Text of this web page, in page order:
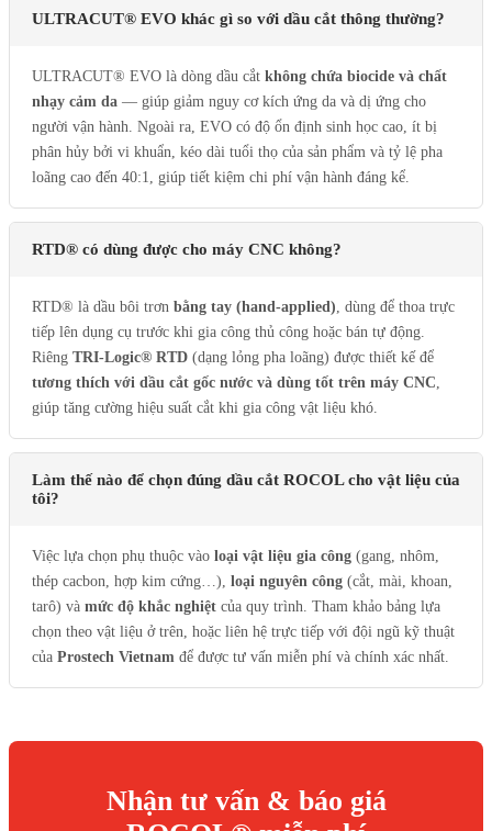
ULTRACUT® EVO khác gì so với dầu cắt thông thường?
ULTRACUT® EVO là dòng dầu cắt không chứa biocide và chất
nhạy cảm da — giúp giảm nguy cơ kích ứng da và dị ứng cho
người vận hành. Ngoài ra, EVO có độ ổn định sinh học cao, ít bị
phân hủy bởi vi khuẩn, kéo dài tuổi thọ của sản phẩm và tỷ lệ pha
loãng cao đến 40:1, giúp tiết kiệm chi phí vận hành đáng kể.
RTD® có dùng được cho máy CNC không?
RTD® là dầu bôi trơn bằng tay (hand-applied) , dùng để thoa trực
tiếp lên dụng cụ trước khi gia công thủ công hoặc bán tự động.
Riêng TRI-Logic® RTD (dạng lỏng pha loãng) được thiết kế để
tương thích với dầu cắt gốc nước và dùng tốt trên máy CNC
giúp tăng cường hiệu suất cắt khi gia công vật liệu khó.
Làm thế nào để chọn đúng dầu cắt ROCOL cho vật liệu của
tôi?
Việc lựa chọn phụ thuộc vào loại vật liệu gia công (gang, nhôm,
thép cacbon, hợp kim cứng…), loại nguyên công (cắt, mài, khoan,
tarô) và mức độ khắc nghiệt của quy trình. Tham khảo bảng lựa
chọn theo vật liệu ở trên, hoặc liên hệ trực tiếp với đội ngũ kỹ thuật
của Prostech Vietnam để được tư vấn miễn phí và chính xác nhất.
Nhận tư vấn & báo giá